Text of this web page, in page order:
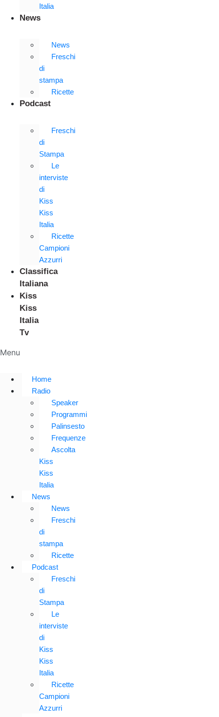
Italia
News
News
Freschi
di
stampa
Ricette
Podcast
Freschi
di
Stampa
Le
interviste
di
Kiss
Kiss
Italia
Ricette
Campioni
Azzurri
Classifica
Italiana
Kiss
Kiss
Italia
Tv
Menu
Home
Radio
Speaker
Programmi
Palinsesto
Frequenze
Ascolta
Kiss
Kiss
Italia
News
News
Freschi
di
stampa
Ricette
Podcast
Freschi
di
Stampa
Le
interviste
di
Kiss
Kiss
Italia
Ricette
Campioni
Azzurri